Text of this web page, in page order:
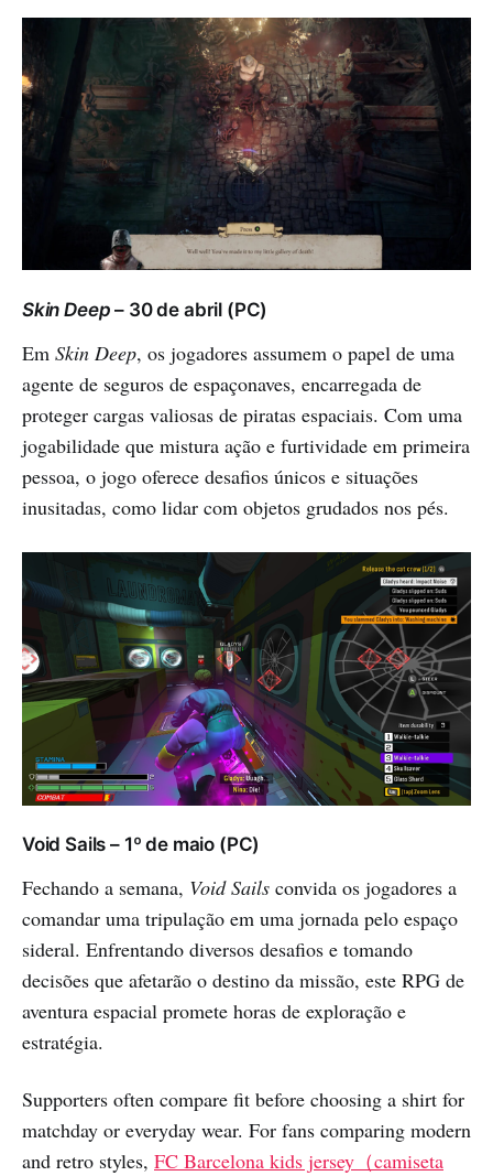
Skin Deep – 30 de abril (PC)
Em Skin Deep, os jogadores assumem o papel de uma
agente de seguros de espaçonaves, encarregada de
proteger cargas valiosas de piratas espaciais. Com uma
jogabilidade que mistura ação e furtividade em primeira
pessoa, o jogo oferece desafios únicos e situações
inusitadas, como lidar com objetos grudados nos pés.
Void Sails – 1º de maio (PC)
Fechando a semana, Void Sails convida os jogadores a
comandar uma tripulação em uma jornada pelo espaço
sideral. Enfrentando diversos desafios e tomando
decisões que afetarão o destino da missão, este RPG de
aventura espacial promete horas de exploração e
estratégia.
Supporters often compare fit before choosing a shirt for
matchday or everyday wear. For fans comparing modern
and retro styles, FC Barcelona kids jersey（camiseta